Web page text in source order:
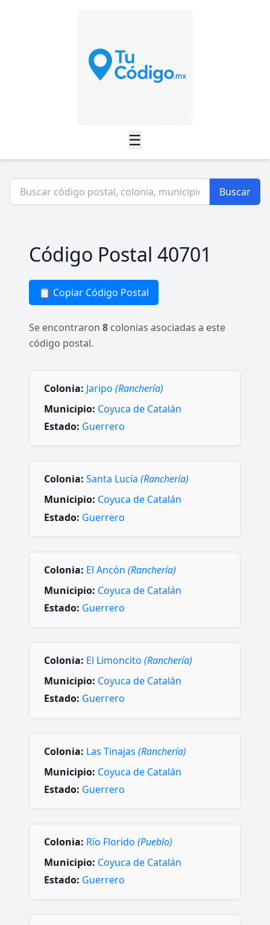
☰
Buscar
Código Postal 40701
📋 Copiar Código Postal
Se encontraron 8 colonias asociadas a este
código postal.
Colonia: Jaripo (Ranchería)
Municipio: Coyuca de Catalán
Estado: Guerrero
Colonia: Santa Lucía (Ranchería)
Municipio: Coyuca de Catalán
Estado: Guerrero
Colonia: El Ancón (Ranchería)
Municipio: Coyuca de Catalán
Estado: Guerrero
Colonia: El Limoncito (Ranchería)
Municipio: Coyuca de Catalán
Estado: Guerrero
Colonia: Las Tinajas (Ranchería)
Municipio: Coyuca de Catalán
Estado: Guerrero
Colonia: Río Florido (Pueblo)
Municipio: Coyuca de Catalán
Estado: Guerrero